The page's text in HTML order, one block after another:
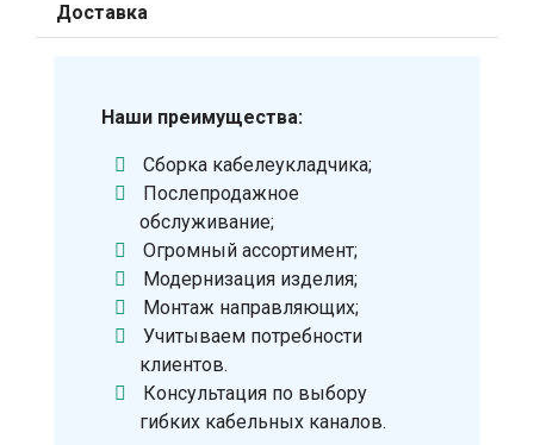
Доставка
Наши преимущества:
Сборка кабелеукладчика;
Послепродажное
обслуживание;
Огромный ассортимент;
Модернизация изделия;
Монтаж направляющих;
Учитываем потребности
клиентов.
Консультация по выбору
гибких кабельных каналов.